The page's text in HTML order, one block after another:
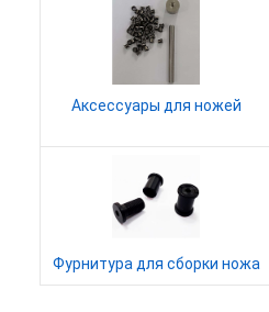
Аксессуары для ножей
Фурнитура для сборки ножа